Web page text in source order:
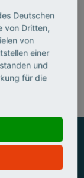
&
Deutschen
von Dritten,
von
einer
und
für die